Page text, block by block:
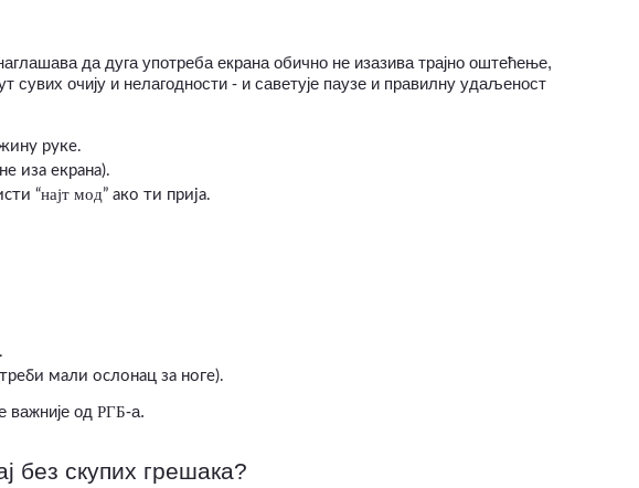
да дуга употреба екрана обично не изазива трајно оштећење,
сувих очију и нелагодности - и саветује паузе и правилну удаљеност
руке.
иза екрана).
“најт мод” ако ти прија.
мали ослонац за ноге).
важније од РГБ-а.
без скупих грешака?